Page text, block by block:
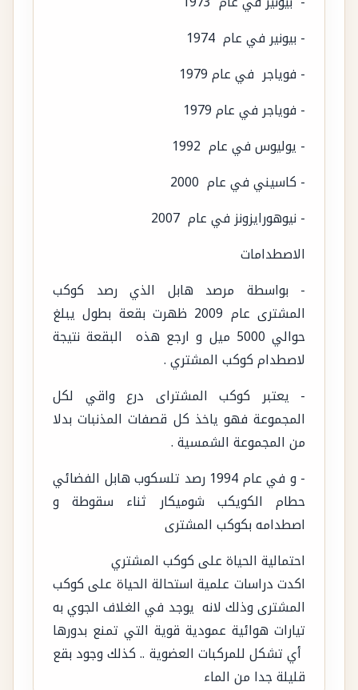
- بيونير في عام 1974
- فوياجر في عام 1979
- فوياجر في عام 1979
- يوليوس في عام 1992
- كاسيني في عام 2000
- نيوهورايزونز في عام 2007
الاصطدامات
- بواسطة مرصد هابل الذي رصد كوكب
المشترى عام 2009 ظهرت بقعة بطول يبلغ
حوالي 5000 ميل و ارجع هذه البقعة نتيجة
لاصطدام كوكب المشتري .
- يعتبر كوكب المشتراى درع واقي لكل
المجموعة فهو ياخذ كل قصفات المذنبات بدلا
من المجموعة الشمسية .
- و في عام 1994 رصد تلسكوب هابل الفضائي
حطام الكويكب شوميكار ثناء سقوطة و
اصطدامه بكوكب المشترى
احتمالية الحياة على كوكب المشتري
اكدت دراسات علمية استحالة الحياة على كوكب
المشترى وذلك لانه يوجد في الغلاف الجوي به
تيارات هوائية عمودية قوية التي تمنع بدورها
أي تشكل للمركبات العضوية .. كذلك وجود بقع
قليلة جدا من الماء